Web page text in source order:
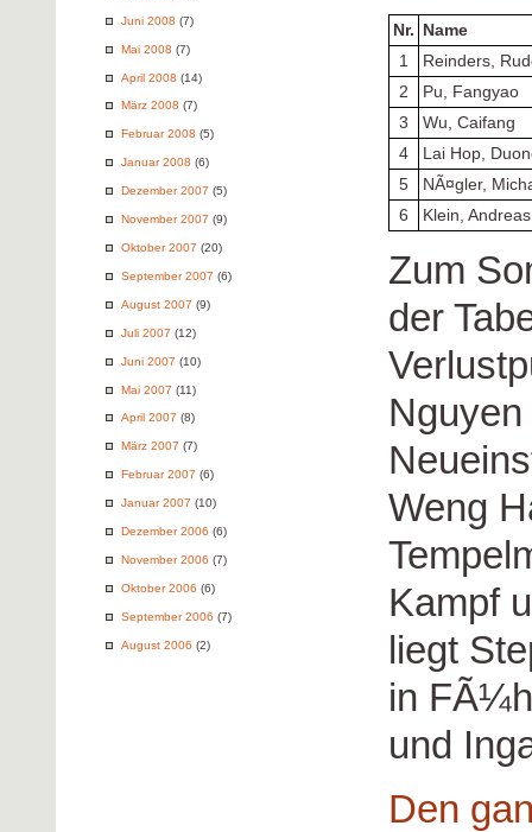
Juni 2008 (7)
Mai 2008 (7)
April 2008 (14)
März 2008 (7)
Februar 2008 (5)
Januar 2008 (6)
Dezember 2007 (5)
November 2007 (9)
Oktober 2007 (20)
September 2007 (6)
August 2007 (9)
Juli 2007 (12)
Juni 2007 (10)
Mai 2007 (11)
April 2007 (8)
März 2007 (7)
Februar 2007 (6)
Januar 2007 (10)
Dezember 2006 (6)
November 2006 (7)
Oktober 2006 (6)
September 2006 (7)
August 2006 (2)
Nr. Name
1
Reinders,
2
Pu, Fangyao
3
Wu, Caifang
4
Lai Hop,
5
NÃ¤gler,
6
Klein, Andreas
Zum
der
Weng
Kampf
liegt
in
und
Den